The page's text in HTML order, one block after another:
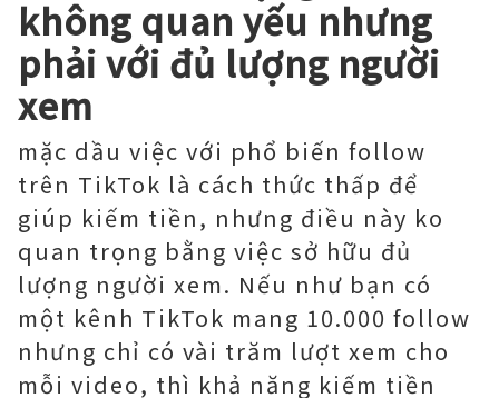
không quan yếu nhưng
phải với đủ lượng người
xem
mặc dầu việc với phổ biến follow
trên TikTok là cách thức thấp để
giúp kiếm tiền, nhưng điều này ko
quan trọng bằng việc sở hữu đủ
lượng người xem. Nếu như bạn có
một kênh TikTok mang 10.000 follow
nhưng chỉ có vài trăm lượt xem cho
mỗi video, thì khả năng kiếm tiền